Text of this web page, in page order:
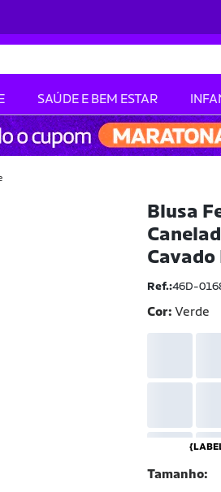
SAÚDE E BEM ESTAR
Blusa
Ref.:46D-
Cor:Verde
Tamanho